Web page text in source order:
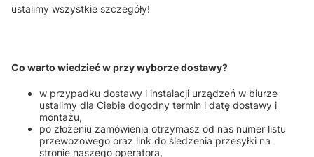
ustalimy wszystkie szczegóły!
Co warto wiedzieć w przy wyborze dostawy?
w przypadku dostawy i instalacji urządzeń w biurze
ustalimy dla Ciebie dogodny termin i datę dostawy i
montażu,
po złożeniu zamówienia otrzymasz od nas numer listu
przewozowego oraz link do śledzenia przesyłki na
stronie naszego operatora,